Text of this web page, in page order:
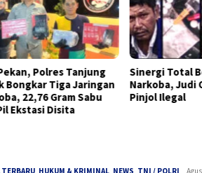
Polres Tanjung
Bongkar Tiga Jaringan
22,76 Gram Sabu
Ekstasi Disita
Sinergi Total
Narkoba, Judi
Pinjol Ilegal